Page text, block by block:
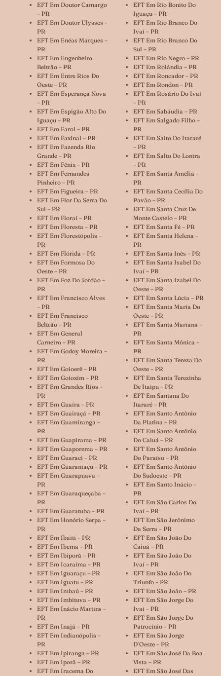
EFT Em Doutor Camargo
– PR
EFT Em Doutor Ulysses –
PR
EFT Em Enéas Marques –
PR
EFT Em Engenheiro
Beltrão – PR
EFT Em Entre Rios Do
Oeste – PR
EFT Em Esperança Nova
– PR
EFT Em Espigão Alto Do
Iguaçu – PR
EFT Em Farol – PR
EFT Em Faxinal – PR
EFT Em Fazenda Rio
Grande – PR
EFT Em Fênix – PR
EFT Em Fernandes
Pinheiro – PR
EFT Em Figueira – PR
EFT Em Flor Da Serra Do
Sul – PR
EFT Em Floraí – PR
EFT Em Floresta – PR
EFT Em Florestópolis –
PR
EFT Em Flórida – PR
EFT Em Formosa Do
Oeste – PR
EFT Em Foz Do Jordão –
PR
EFT Em Francisco Alves
– PR
EFT Em Francisco
Beltrão – PR
EFT Em General
Carneiro – PR
EFT Em Godoy Moreira –
PR
EFT Em Goioerê – PR
EFT Em Goioxim – PR
EFT Em Grandes Rios –
PR
EFT Em Guaíra – PR
EFT Em Guairaçá – PR
EFT Em Guamiranga –
PR
EFT Em Guapirama – PR
EFT Em Guaporema – PR
EFT Em Guaraci – PR
EFT Em Guaraniaçu – PR
EFT Em Guarapuava –
PR
EFT Em Guaraqueçaba –
PR
EFT Em Guaratuba – PR
EFT Em Honório Serpa –
PR
EFT Em Ibaiti – PR
EFT Em Ibema – PR
EFT Em Ibiporã – PR
EFT Em Icaraíma – PR
EFT Em Iguaraçu – PR
EFT Em Iguatu – PR
EFT Em Imbaú – PR
EFT Em Imbituva – PR
EFT Em Inácio Martins –
PR
EFT Em Inajá – PR
EFT Em Indianópolis –
PR
EFT Em Ipiranga – PR
EFT Em Iporã – PR
EFT Em Iracema Do
EFT Em Rio Bonito Do
Iguaçu – PR
EFT Em Rio Branco Do
Ivaí – PR
EFT Em Rio Branco Do
Sul – PR
EFT Em Rio Negro – PR
EFT Em Rolândia – PR
EFT Em Roncador – PR
EFT Em Rondon – PR
EFT Em Rosário Do Ivaí
– PR
EFT Em Sabáudia – PR
EFT Em Salgado Filho –
PR
EFT Em Salto Do Itararé
– PR
EFT Em Salto Do Lontra
– PR
EFT Em Santa Amélia –
PR
EFT Em Santa Cecília Do
Pavão – PR
EFT Em Santa Cruz De
Monte Castelo – PR
EFT Em Santa Fé – PR
EFT Em Santa Helena –
PR
EFT Em Santa Inês – PR
EFT Em Santa Isabel Do
Ivaí – PR
EFT Em Santa Izabel Do
Oeste – PR
EFT Em Santa Lúcia – PR
EFT Em Santa Maria Do
Oeste – PR
EFT Em Santa Mariana –
PR
EFT Em Santa Mônica –
PR
EFT Em Santa Tereza Do
Oeste – PR
EFT Em Santa Terezinha
De Itaipu – PR
EFT Em Santana Do
Itararé – PR
EFT Em Santo Antônio
Da Platina – PR
EFT Em Santo Antônio
Do Caiuá – PR
EFT Em Santo Antônio
Do Paraíso – PR
EFT Em Santo Antônio
Do Sudoeste – PR
EFT Em Santo Inácio –
PR
EFT Em São Carlos Do
Ivaí – PR
EFT Em São Jerônimo
Da Serra – PR
EFT Em São João Do
Caiuá – PR
EFT Em São João Do
Ivaí – PR
EFT Em São João Do
Triunfo – PR
EFT Em São João – PR
EFT Em São Jorge Do
Ivaí – PR
EFT Em São Jorge Do
Patrocínio – PR
EFT Em São Jorge
D’Oeste – PR
EFT Em São José Da Boa
Vista – PR
EFT Em São José Das